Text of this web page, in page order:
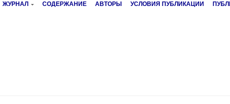
ЖУРНАЛ СОДЕРЖАНИЕ АВТОРЫ УСЛОВИЯ ПУБЛИКАЦИИ